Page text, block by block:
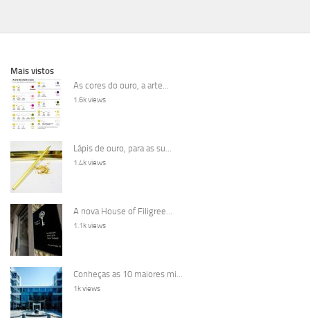
Mais vistos
As cores do ouro, a arte...
1.6k views
Lápis de ouro, para as su...
1.4k views
A nova House of Filigree...
1.1k views
Conheças as 10 maiores mi...
1k views